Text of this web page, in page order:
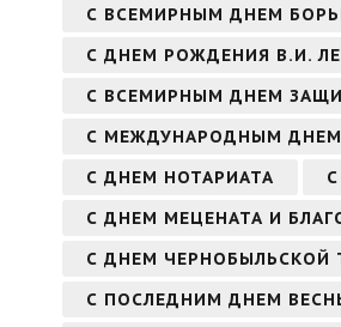
С ВСЕМИРНЫМ ДНЕМ
С ДНЕМ РОЖДЕНИЯ В.И.
С ВСЕМИРНЫМ ДНЕМ
С МЕЖДУНАРОДНЫМ
С ДНЕМ НОТАРИАТА
С ДНЕМ МЕЦЕНАТА И
С ДНЕМ ЧЕРНОБЫЛЬСКОЙ
С ПОСЛЕДНИМ ДНЕМ